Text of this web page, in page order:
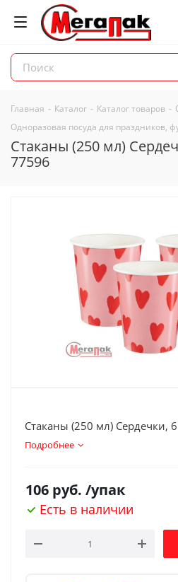
Главная - Каталог - Каталог товаров -
Одноразовая посуда для праздников,
Стаканы (250 мл)
77596
Стаканы (250 мл) Сердечки,
Подробнее
106 руб. /упак
Есть в наличии